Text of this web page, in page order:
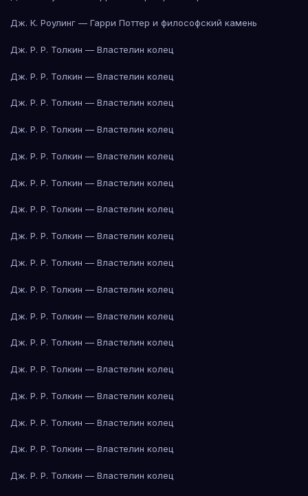
Дж. К. Роулинг — Гарри Поттер и философский камень
Дж. Р. Р. Толкин — Властелин колец
Дж. Р. Р. Толкин — Властелин колец
Дж. Р. Р. Толкин — Властелин колец
Дж. Р. Р. Толкин — Властелин колец
Дж. Р. Р. Толкин — Властелин колец
Дж. Р. Р. Толкин — Властелин колец
Дж. Р. Р. Толкин — Властелин колец
Дж. Р. Р. Толкин — Властелин колец
Дж. Р. Р. Толкин — Властелин колец
Дж. Р. Р. Толкин — Властелин колец
Дж. Р. Р. Толкин — Властелин колец
Дж. Р. Р. Толкин — Властелин колец
Дж. Р. Р. Толкин — Властелин колец
Дж. Р. Р. Толкин — Властелин колец
Дж. Р. Р. Толкин — Властелин колец
Дж. Р. Р. Толкин — Властелин колец
Дж. Р. Р. Толкин — Властелин колец